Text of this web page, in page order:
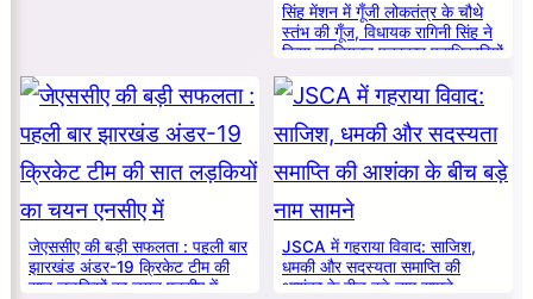
सिंह मेंशन में गूँजी लोकतंत्र के चौथे
स्तंभ की गूँज, विधायक रागिनी सिंह ने
किया नवनियुक्त पत्रकार पदाधिकारियों
का सम्मान
जेएससीए की बड़ी सफलता : पहली बार
झारखंड अंडर-19 क्रिकेट टीम की
सात लड़कियों का चयन एनसीए में
JSCA में गहराया विवाद: साजिश,
धमकी और सदस्यता समाप्ति की
आशंका के बीच बड़े नाम सामने